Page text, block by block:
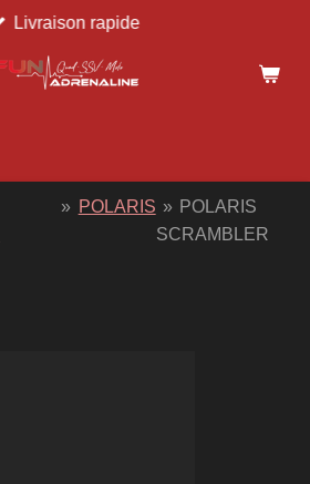
Livraison rapide
» POLARIS » POLARIS
SCRAMBLER